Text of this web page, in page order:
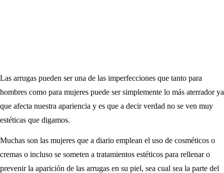
Las arrugas pueden ser una de las imperfecciones que tanto para
hombres como para mujeres puede ser simplemente lo más aterrador ya
que afecta nuestra apariencia y es que a decir verdad no se ven muy
estéticas que digamos.
Muchas son las mujeres que a diario emplean el uso de cosméticos o
cremas o incluso se someten a tratamientos estéticos para rellenar o
prevenir la aparición de las arrugas en su piel, sea cual sea la parte del